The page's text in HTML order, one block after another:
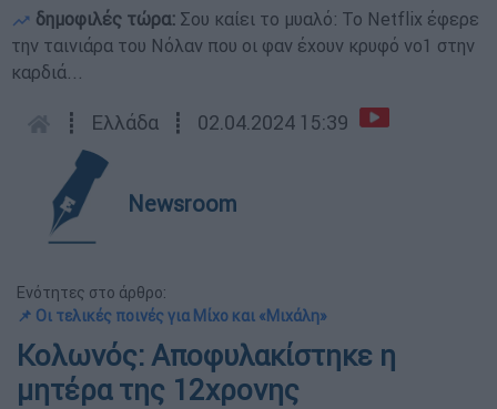
δημοφιλές τώρα: Σου καίει το μυαλό: Το Netflix έφερε
την ταινιάρα του Νόλαν που οι φαν έχουν κρυφό νο1 στην
καρδιά...
┋ Ελλάδα ┋ 02.04.2024 15:39
Newsroom
Ενότητες στο άρθρο:
📌 Οι τελικές ποινές για Μίχο και «Μιχάλη»
Κολωνός: Αποφυλακίστηκε η
μητέρα της 12χρονης